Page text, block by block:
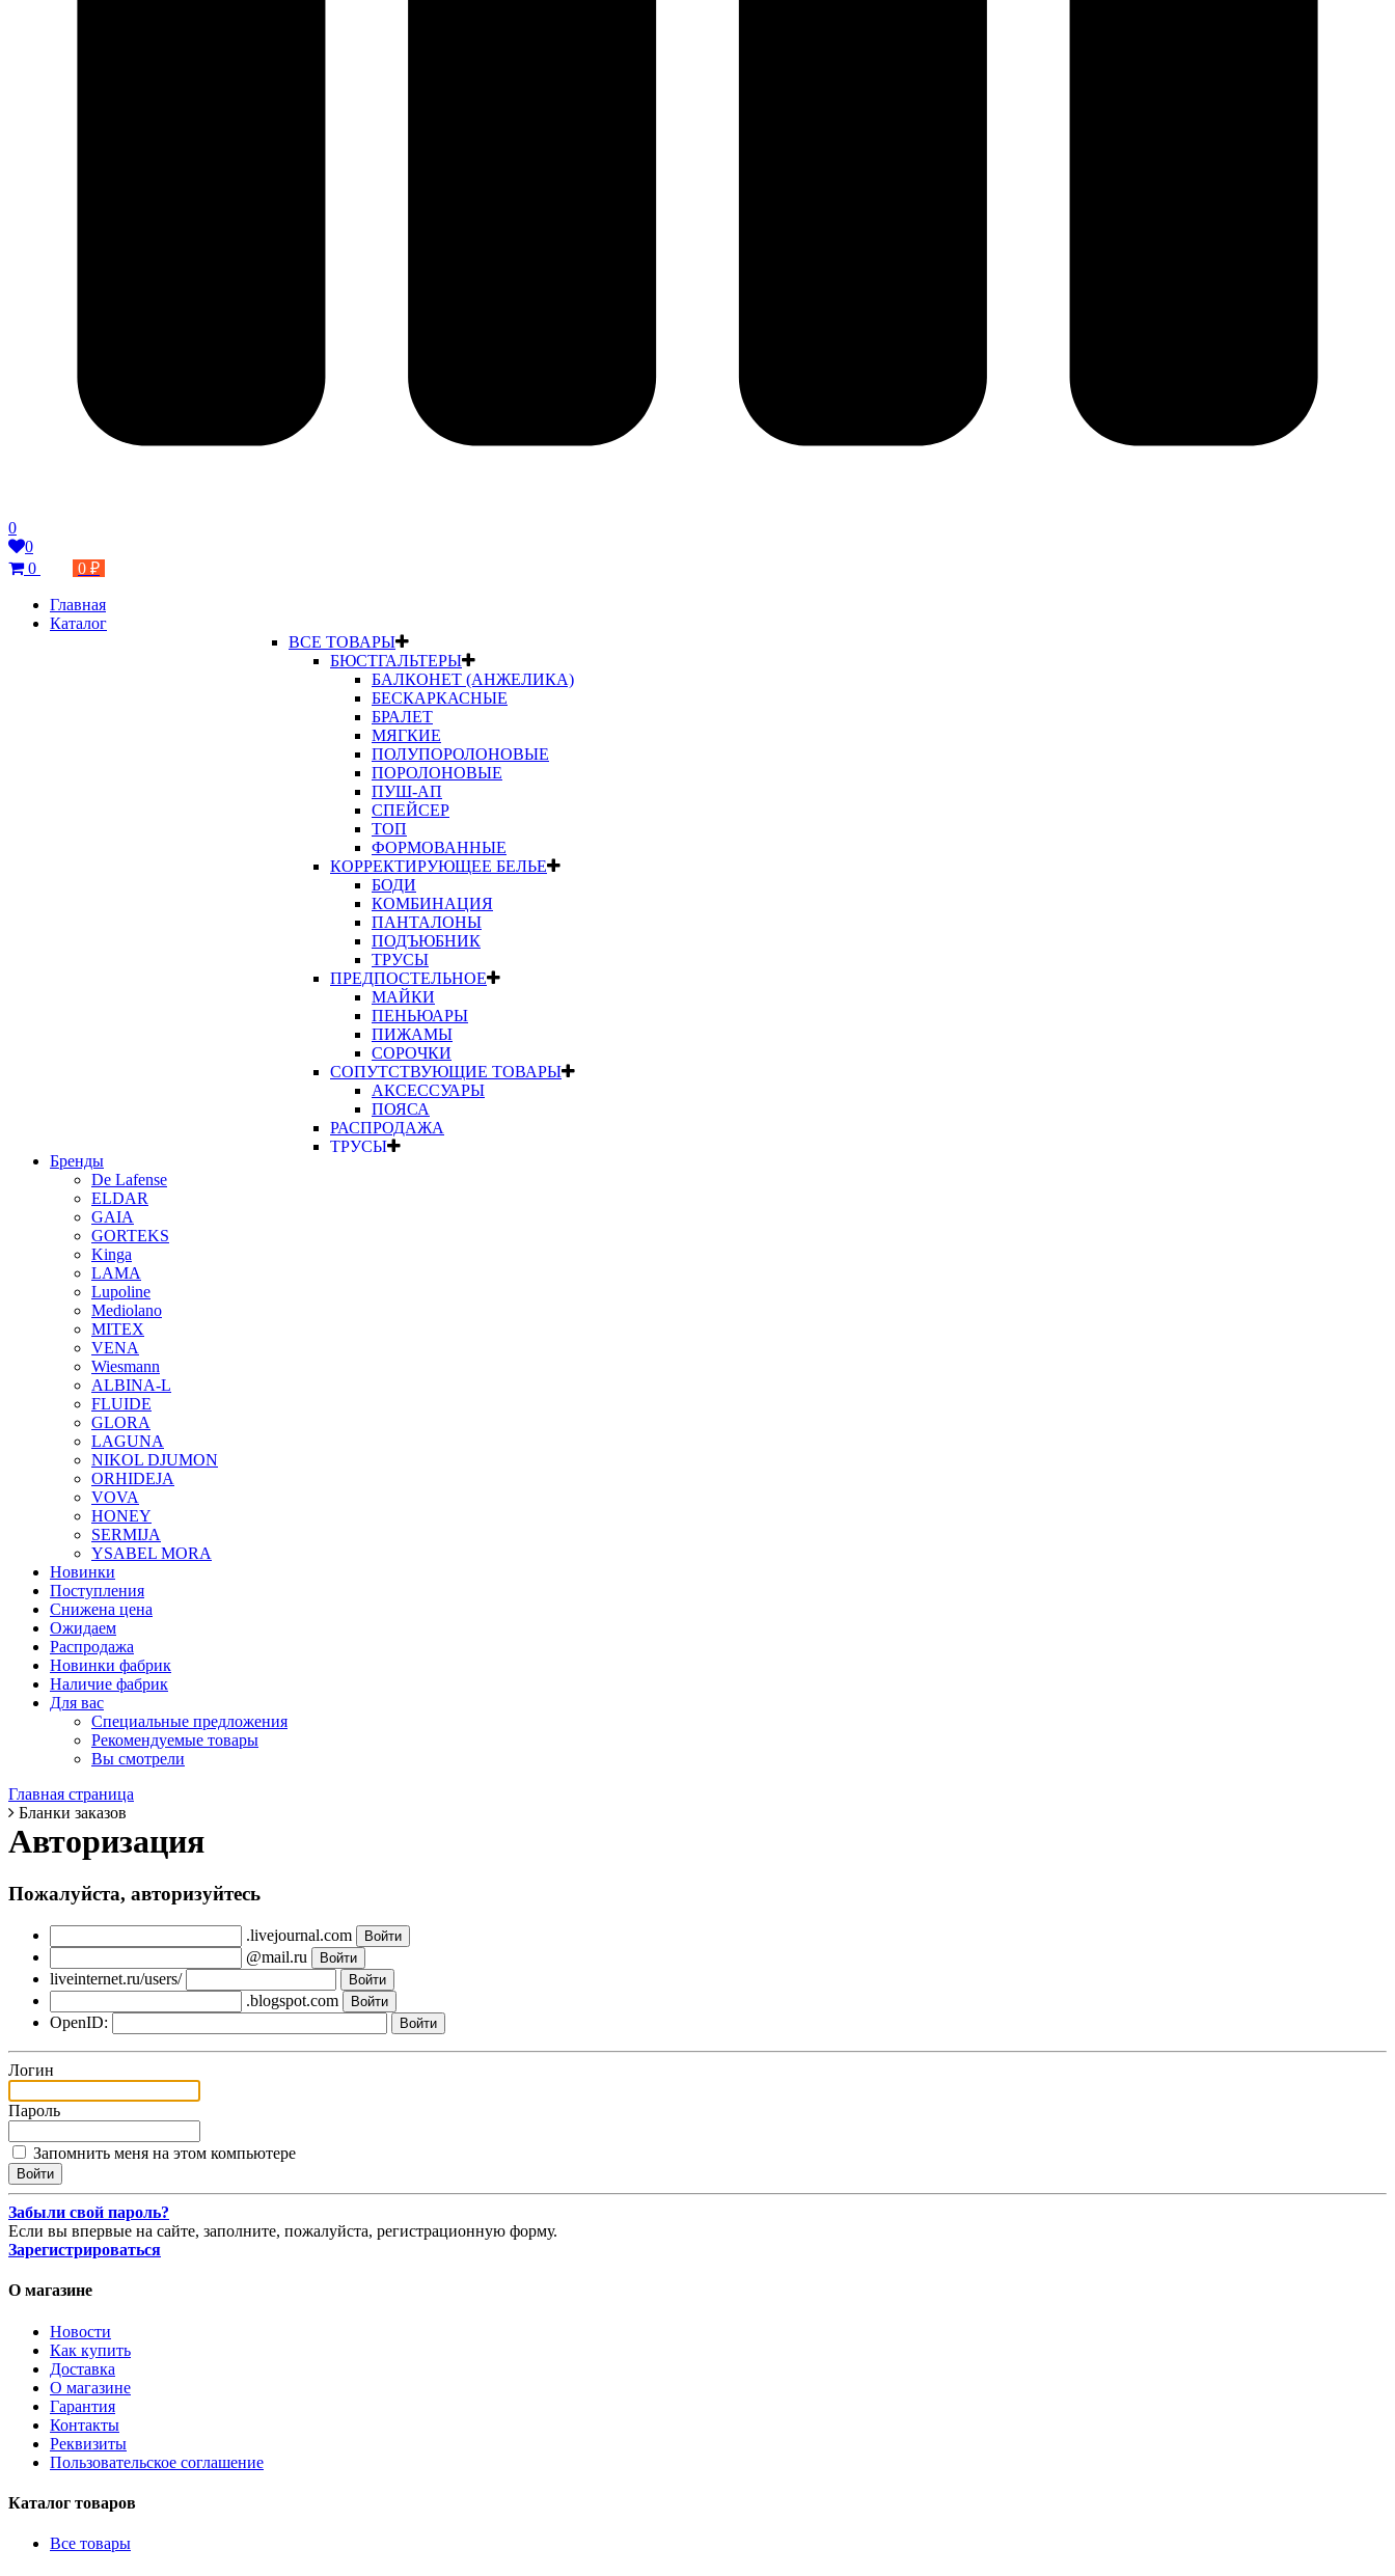
0
0
0
0 ₽
Главная
Каталог
ВСЕ ТОВАРЫ
БЮСТГАЛЬТЕРЫ
БАЛКОНЕТ (АНЖЕЛИКА)
БЕСКАРКАСНЫЕ
БРАЛЕТ
МЯГКИЕ
ПОЛУПОРОЛОНОВЫЕ
ПОРОЛОНОВЫЕ
ПУШ-АП
СПЕЙСЕР
ТОП
ФОРМОВАННЫЕ
КОРРЕКТИРУЮЩЕЕ БЕЛЬЕ
БОДИ
КОМБИНАЦИЯ
ПАНТАЛОНЫ
ПОДЪЮБНИК
ТРУСЫ
ПРЕДПОСТЕЛЬНОЕ
МАЙКИ
ПЕНЬЮАРЫ
ПИЖАМЫ
СОРОЧКИ
СОПУТСТВУЮЩИЕ ТОВАРЫ
АКСЕССУАРЫ
ПОЯСА
РАСПРОДАЖА
ТРУСЫ
Бренды
De Lafense
ELDAR
GAIA
GORTEKS
Kinga
LAMA
Lupoline
Mediolano
MITEX
VENA
Wiesmann
ALBINA-L
FLUIDE
GLORA
LAGUNA
NIKOL DJUMON
ORHIDEJA
VOVA
HONEY
SERMIJA
YSABEL MORA
Новинки
Поступления
Снижена цена
Ожидаем
Распродажа
Новинки фабрик
Наличие фабрик
Для вас
Специальные предложения
Рекомендуемые товары
Вы смотрели
Главная страница
Бланки заказов
Авторизация
Пожалуйста, авторизуйтесь
.livejournal.com
@mail.ru
liveinternet.ru/users/
.blogspot.com
OpenID:
Логин
Пароль
Запомнить меня на этом компьютере
Забыли свой пароль?
Если вы впервые на сайте, заполните, пожалуйста, регистрационную форму.
Зарегистрироваться
О магазине
Новости
Как купить
Доставка
О магазине
Гарантия
Контакты
Реквизиты
Пользовательское соглашение
Каталог товаров
Все товары